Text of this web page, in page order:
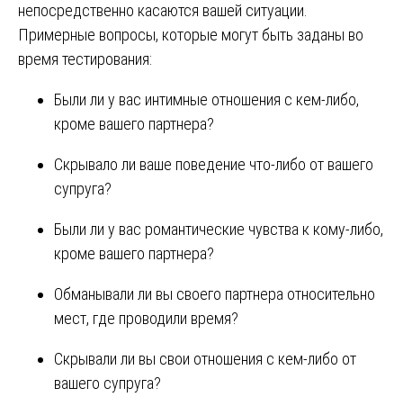
непосредственно касаются вашей ситуации.
Примерные вопросы, которые могут быть заданы во
время тестирования:
Были ли у вас интимные отношения с кем-либо,
кроме вашего партнера?
Скрывало ли ваше поведение что-либо от вашего
супруга?
Были ли у вас романтические чувства к кому-либо,
кроме вашего партнера?
Обманывали ли вы своего партнера относительно
мест, где проводили время?
Скрывали ли вы свои отношения с кем-либо от
вашего супруга?